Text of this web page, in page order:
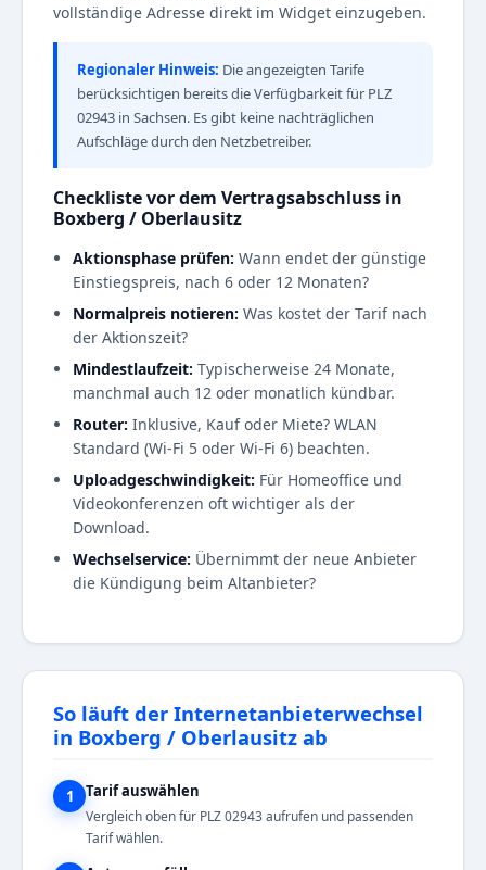
vollständige Adresse direkt im Widget einzugeben.
Regionaler Hinweis: Die angezeigten Tarife
berücksichtigen bereits die Verfügbarkeit für PLZ
02943 in Sachsen. Es gibt keine nachträglichen
Aufschläge durch den Netzbetreiber.
Checkliste vor dem Vertragsabschluss in
Boxberg / Oberlausitz
Aktionsphase prüfen: Wann endet der günstige
Einstiegspreis, nach 6 oder 12 Monaten?
Normalpreis notieren: Was kostet der Tarif nach
der Aktionszeit?
Mindestlaufzeit: Typischerweise 24 Monate,
manchmal auch 12 oder monatlich kündbar.
Router: Inklusive, Kauf oder Miete? WLAN
Standard (Wi-Fi 5 oder Wi-Fi 6) beachten.
Uploadgeschwindigkeit: Für Homeoffice und
Videokonferenzen oft wichtiger als der
Download.
Wechselservice: Übernimmt der neue Anbieter
die Kündigung beim Altanbieter?
So läuft der Internetanbieterwechsel
in Boxberg / Oberlausitz ab
1 Tarif auswählen
Vergleich oben für PLZ 02943 aufrufen und passenden
Tarif wählen.